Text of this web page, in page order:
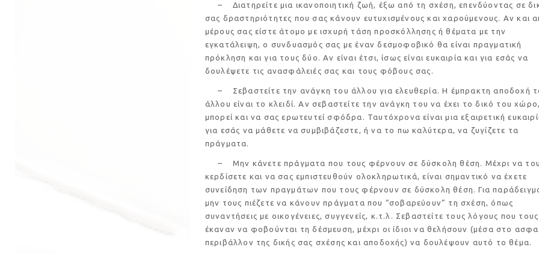
– Διατηρείτε μια ικανοποιητική ζωή, έξω από τη σχέση, επενδύοντας σε
σας δραστηριότητες που σας κάνουν ευτυχισμένους και χαρούμενους. Αν και
μέρους σας είστε άτομο με ισχυρή τάση προσκόλλησης ή θέματα με την
εγκατάλειψη, ο συνδυασμός σας με έναν δεσμοφοβικό θα είναι πραγματική
πρόκληση και για τους δύο. Αν είναι έτσι, ίσως είναι ευκαιρία και για εσάς να
δουλέψετε τις ανασφάλειές σας και τους φόβους σας.
– Σεβαστείτε την ανάγκη του άλλου για ελευθερία. Η έμπρακτη αποδοχή
άλλου είναι το κλειδί. Αν σεβαστείτε την ανάγκη του να έχει το δικό του χώρο,
μπορεί και να σας ερωτευτεί σφόδρα. Ταυτόχρονα είναι μια εξαιρετική
για εσάς να μάθετε να συμβιβάζεστε, ή να το πω καλύτερα, να ζυγίζετε τα
πράγματα.
– Μην κάνετε πράγματα που τους φέρνουν σε δύσκολη θέση. Μέχρι να
κερδίσετε και να σας εμπιστευθούν ολοκληρωτικά, είναι σημαντικό να έχετε
συνείδηση των πραγμάτων που τους φέρνουν σε δύσκολη θέση. Για
μην τους πιέζετε να κάνουν πράγματα που “σοβαρεύουν” τη σχέση, όπως
συναντήσεις με οικογένειες, συγγενείς, κ.τ.λ. Σεβαστείτε τους λόγους που τους
έκαναν να φοβούνται τη δέσμευση, μέχρι οι ίδιοι να θελήσουν (μέσα στο
περιβάλλον της δικής σας σχέσης και αποδοχής) να δουλέψουν αυτό το θέμα.